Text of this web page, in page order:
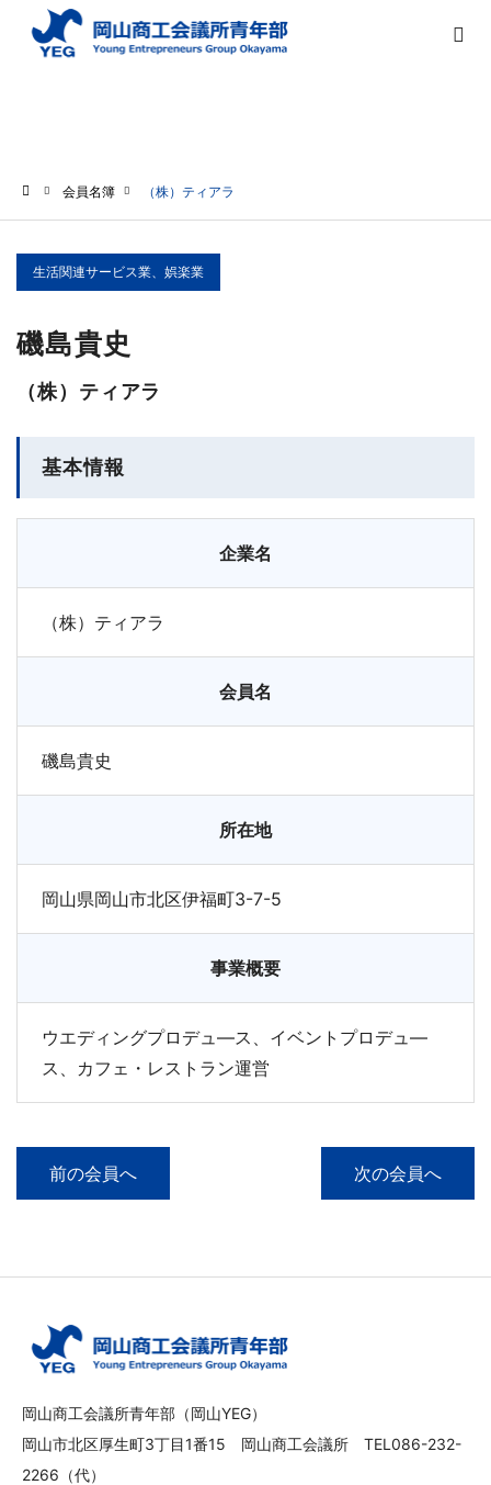
会員名簿 （株）ティアラ
生活関連サービス業、娯楽業
磯島貴史
（株）ティアラ
基本情報
企業名
（株）ティアラ
会員名
磯島貴史
所在地
岡山県岡山市北区伊福町3-7-5
事業概要
ウエディングプロデュ―ス、イベントプロデュ―
ス、カフェ・レストラン運営
前の会員へ 次の会員へ
岡山商工会議所青年部（岡山YEG）
岡山市北区厚生町3丁目1番15 岡山商工会議所 TEL086-232-
2266（代）